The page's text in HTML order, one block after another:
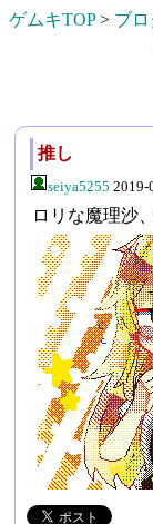
ゲムキTOP> ブロ
推し
seiya5255 2019-
ロリな魔理沙